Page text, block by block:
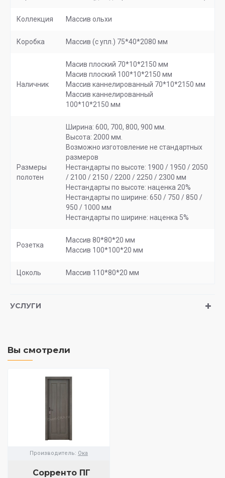
Коллекция Массив ольхи
Коробка Массив (с упл.) 75*40*2080 мм
Наличник
Масив плоский 70*10*2150 мм
Масив плоский 100*10*2150 мм
Массив каннелированный 70*10*2150 мм
Массив каннелированный
100*10*2150 мм
Размеры
полотен
Ширина: 600, 700, 800, 900 мм.
Высота: 2000 мм.
Возможно изготовление не стандартных
размеров
Нестандарты по высоте: 1900 / 1950 / 2050
/ 2100 / 2150 / 2200 / 2250 / 2300 мм
Нестандарты по высоте: наценка 20%
Нестандарты по ширине: 650 / 750 / 850 /
950 / 1000 мм
Нестандарты по ширине: наценка 5%
Розетка
Массив 80*80*20 мм
Массив 100*100*20 мм
Цоколь Массив 110*80*20 мм
УСЛУГИ
Вы смотрели
Производитель: Ока
Сорренто ПГ